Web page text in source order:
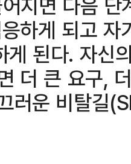
하게 되고
게 된다. 자신
더 큰 요구,
러운 비탈길